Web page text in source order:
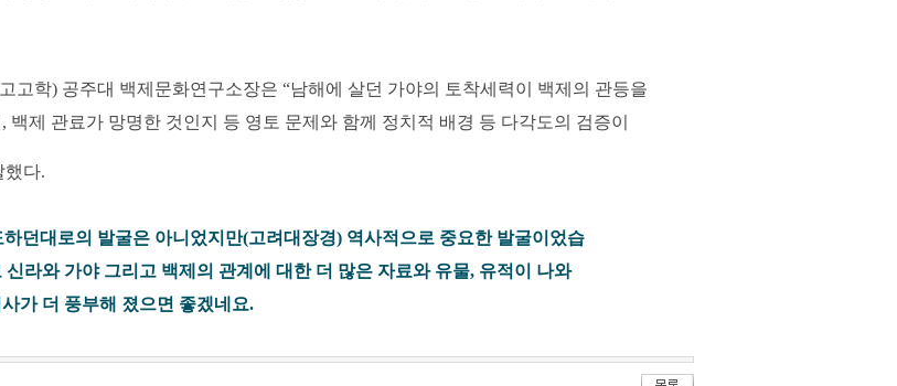
고학) 공주대 백제문화연구소장은 “남해에 살던 가야의 토착세력이 백제의 관등을
백제 관료가 망명한 것인지 등 영토 문제와 함께 정치적 배경 등 다각도의 검증이
했다.
하던대로의 발굴은 아니었지만(고려대장경) 역사적으로 중요한 발굴이었습
신라와 가야 그리고 백제의 관계에 대한 더 많은 자료와 유물, 유적이 나와
가 더 풍부해 졌으면 좋겠네요.